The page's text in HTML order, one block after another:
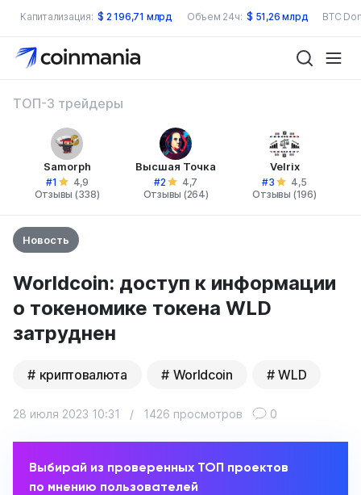
Капитализация: $ 2 196,71 млрд Объем 24ч: $ 51,26 млрд BTC
ТОП-3 трейдеры
Samorph
#1
4,9
Отзывы (338)
Высшая Точка
#2
4,7
Отзывы (264)
Velrix
#3
4,5
Отзывы (196)
Новость
Worldcoin: доступ к информации
о токеномике токена WLD
затруднен
криптовалюта Worldcoin WLD
28 июля 2023 10:31 / 1426 просмотров 0
Выбирай из проверенных ТОП проектов
по мнению пользователей